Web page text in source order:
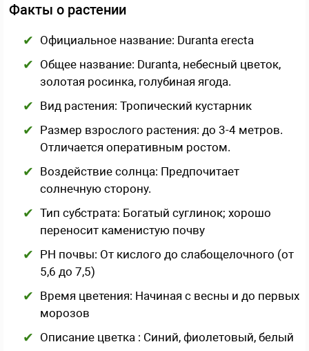
Факты о растении
Официальное название: Duranta erecta
Общее название: Duranta, небесный цветок,
золотая росинка, голубиная ягода.
Вид растения: Тропический кустарник
Размер взрослого растения: до 3-4 метров.
Отличается оперативным ростом.
Воздействие солнца: Предпочитает
солнечную сторону.
Тип субстрата: Богатый суглинок; хорошо
переносит каменистую почву
PH почвы: От кислого до слабощелочного (от
5,6 до 7,5)
Время цветения: Начиная с весны и до первых
морозов
Описание цветка : Синий, фиолетовый, белый